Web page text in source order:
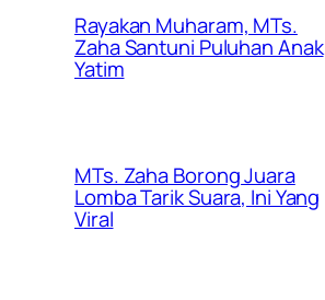
Rayakan Muharam, MTs.
Zaha Santuni Puluhan Anak
Yatim
MTs. Zaha Borong Juara
Lomba Tarik Suara, Ini Yang
Viral